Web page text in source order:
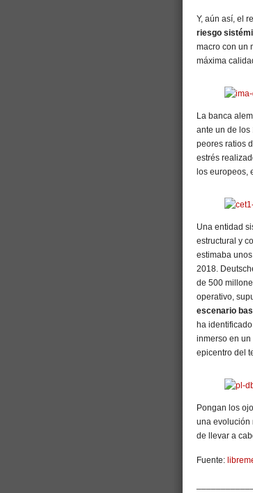
Y, aún así, el
riesgo
macro con un
máxima
La banca
ante un de los
peores ratios
estrés
los europeos,
Una entidad
estructural y
estimaba
2018.
de 500
operativo,
escenario
ha
inmerso en un
epicentro del
Pongan los
una evolución
de llevar a
Fuente: